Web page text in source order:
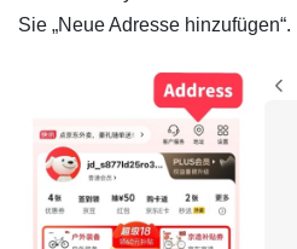
Sie „Neue Adresse hinzufügen“.